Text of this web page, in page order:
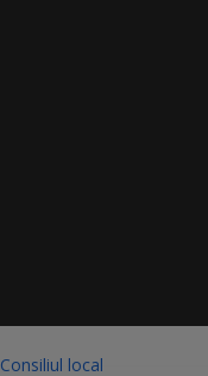
Consiliul local